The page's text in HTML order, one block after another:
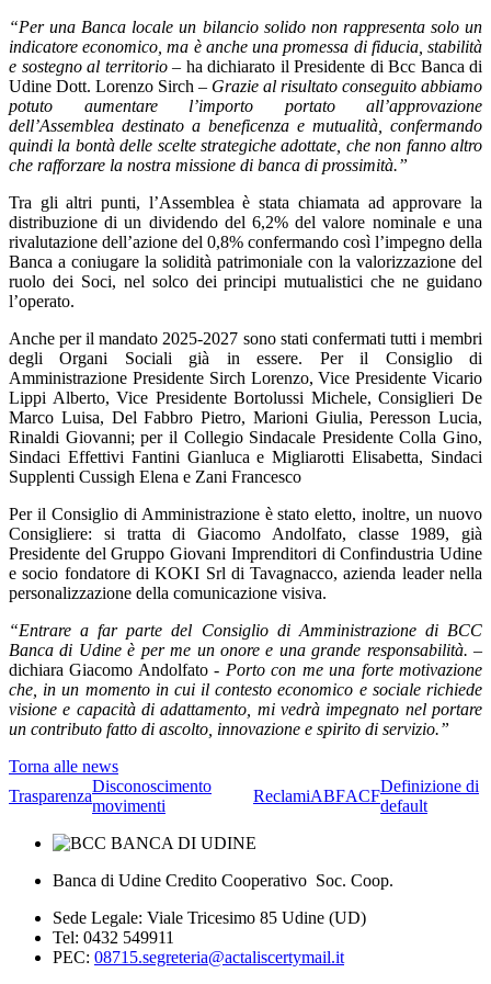
“Per una Banca locale un bilancio solido non rappresenta solo un
indicatore economico, ma è anche una promessa di fiducia, stabilità
e sostegno al territorio – ha dichiarato il Presidente di Bcc Banca di
Udine Dott. Lorenzo Sirch – Grazie al risultato conseguito abbiamo
potuto aumentare l’importo portato all’approvazione
dell’Assemblea destinato a beneficenza e mutualità, confermando
quindi la bontà delle scelte strategiche adottate, che non fanno altro
che rafforzare la nostra missione di banca di prossimità.”
Tra gli altri punti, l’Assemblea è stata chiamata ad approvare la
distribuzione di un dividendo del 6,2% del valore nominale e una
rivalutazione dell’azione del 0,8% confermando così l’impegno della
Banca a coniugare la solidità patrimoniale con la valorizzazione del
ruolo dei Soci, nel solco dei principi mutualistici che ne guidano
l’operato.
Anche per il mandato 2025-2027 sono stati confermati tutti i membri
degli Organi Sociali già in essere. Per il Consiglio di
Amministrazione Presidente Sirch Lorenzo, Vice Presidente Vicario
Lippi Alberto, Vice Presidente Bortolussi Michele, Consiglieri De
Marco Luisa, Del Fabbro Pietro, Marioni Giulia, Peresson Lucia,
Rinaldi Giovanni; per il Collegio Sindacale Presidente Colla Gino,
Sindaci Effettivi Fantini Gianluca e Migliarotti Elisabetta, Sindaci
Supplenti Cussigh Elena e Zani Francesco
Per il Consiglio di Amministrazione è stato eletto, inoltre, un nuovo
Consigliere: si tratta di Giacomo Andolfato, classe 1989, già
Presidente del Gruppo Giovani Imprenditori di Confindustria Udine
e socio fondatore di KOKI Srl di Tavagnacco, azienda leader nella
personalizzazione della comunicazione visiva.
“Entrare a far parte del Consiglio di Amministrazione di BCC
Banca di Udine è per me un onore e una grande responsabilità. –
dichiara Giacomo Andolfato - Porto con me una forte motivazione
che, in un momento in cui il contesto economico e sociale richiede
visione e capacità di adattamento, mi vedrà impegnato nel portare
un contributo fatto di ascolto, innovazione e spirito di servizio.”
Torna alle news
Trasparenza
Disconoscimento
movimenti
ReclamiABFACF
Definizione di
default
Banca di Udine Credito Cooperativo Soc. Coop.
Sede Legale: Viale Tricesimo 85 Udine (UD)
Tel: 0432 549911
PEC: 08715.segreteria@actaliscertymail.it